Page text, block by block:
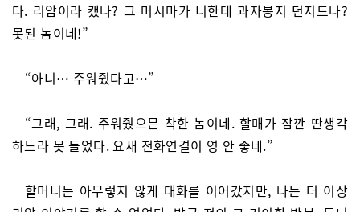
다. 리암이라 캤나? 그 머시마가 니한테 과자봉지 던지드나?
못된 놈이네!”
“아니… 주워줬다고…”
“그래, 그래. 주워줬으믄 착한 놈이네. 할매가 잠깐 딴생각
하느라 못 들었다. 요새 전화연결이 영 안 좋네.”
할머니는 아무렇지 않게 대화를 이어갔지만, 나는 더 이상